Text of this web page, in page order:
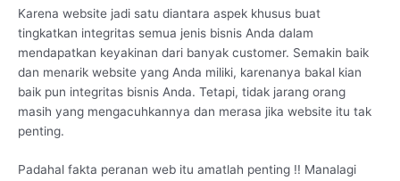
Karena website jadi satu diantara aspek khusus buat
tingkatkan integritas semua jenis bisnis Anda dalam
mendapatkan keyakinan dari banyak customer. Semakin baik
dan menarik website yang Anda miliki, karenanya bakal kian
baik pun integritas bisnis Anda. Tetapi, tidak jarang orang
masih yang mengacuhkannya dan merasa jika website itu tak
penting.
Padahal fakta peranan web itu amatlah penting !! Manalagi